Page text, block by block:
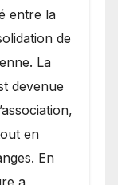
entre la
de
La
devenue
en
En
a